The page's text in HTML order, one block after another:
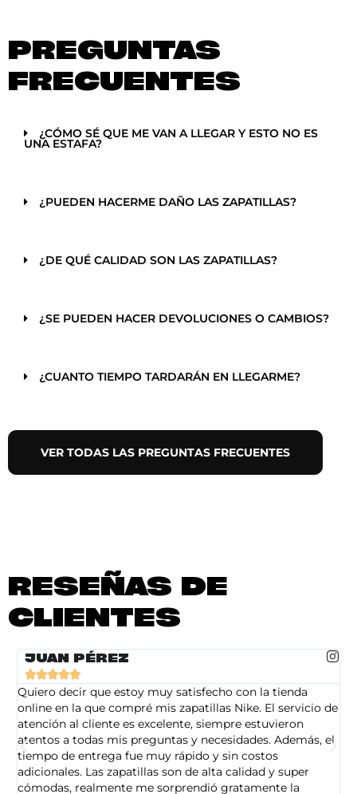
PREGUNTAS
FRECUENTES
¿CÓMO SÉ QUE ME VAN A LLEGAR Y ESTO NO ES
UNA ESTAFA?
¿PUEDEN HACERME DAÑO LAS ZAPATILLAS?
¿DE QUÉ CALIDAD SON LAS ZAPATILLAS?
¿SE PUEDEN HACER DEVOLUCIONES O CAMBIOS?
¿CUANTO TIEMPO TARDARÁN EN LLEGARME?
VER TODAS LAS PREGUNTAS FRECUENTES
RESEÑAS DE
CLIENTES
JUAN PÉREZ

Quiero decir que estoy muy satisfecho con la tienda
online en la que compré mis zapatillas Nike. El servicio de
atención al cliente es excelente, siempre estuvieron
atentos a todas mis preguntas y necesidades. Además, el
tiempo de entrega fue muy rápido y sin costos
adicionales. Las zapatillas son de alta calidad y super
cómodas, realmente me sorprendió gratamente la